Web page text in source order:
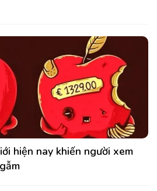
hiện nay khiến người xem